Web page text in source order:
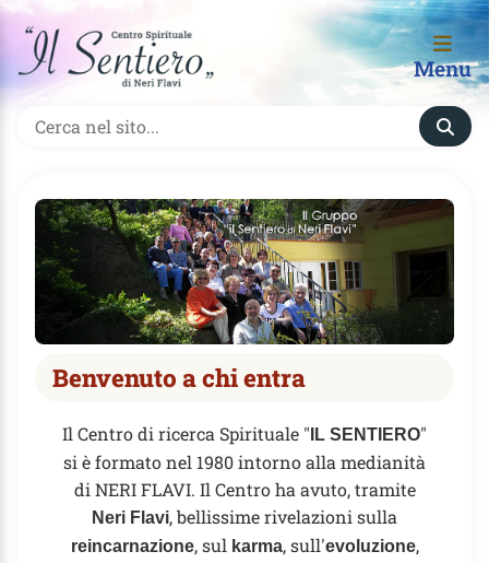
Menu
Benvenuto a chi entra
Il Centro di ricerca Spirituale " IL SENTIERO"
si è formato nel 1980 intorno alla medianità
di NERI FLAVI. Il Centro ha avuto, tramite
Neri Flavi, bellissime rivelazioni sulla
reincarnazione, sul karma, sull'evoluzione,